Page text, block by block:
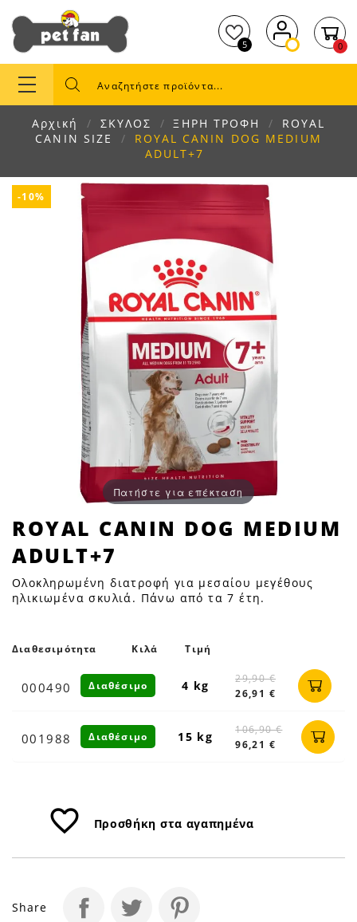
5 0
Αρχική ΣΚΥΛΟΣ ΞΗΡΗ ΤΡΟΦΗ
ROYAL
CANIN SIZE
ROYAL CANIN DOG MEDIUM
ADULT+7
-10%
Πατήστε για επέκταση
ROYAL
CANIN
DOG
MEDIUM
ADULT+7
ROYAL CANIN DOG MEDIUM
ADULT+7
Ολοκληρωμένη διατροφή για μεσαίου μεγέθους
ηλικιωμένα σκυλιά. Πάνω από τα 7 έτη.
Διαθεσιμότητα Κιλά Τιμή
000490 4 kg
29,90 €
26,91 €
Διαθέσιμο
001988 15 kg
106,90 €
96,21 €
Διαθέσιμο
favorite_border Προσθήκη στα αγαπημένα
Share